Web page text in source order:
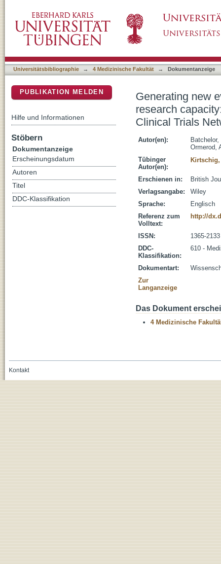
benefits of recruiting to the UK
trials
Universitätsbibliographie → 4 Medizinische Fakultät → Dokumentanzeige
Generating new
research
Clinical Trials
Autor(en):
Ormerod,
Tübinger
Autor(en):
Erschienen in:
British
Verlagsangabe:
Wiley
Sprache:
Englisch
Referenz zum
Volltext:
http://
ISSN:
1365-2133
DDC-
Klassifikation:
610 -
Dokumentart:
Zur
Langanzeige
Das Dokument
4 Medizinische
PUBLIKATION MELDEN
Hilfe und Informationen
Stöbern
Dokumentanzeige
Erscheinungsdatum
Autoren
Titel
DDC-Klassifikation
Kontakt